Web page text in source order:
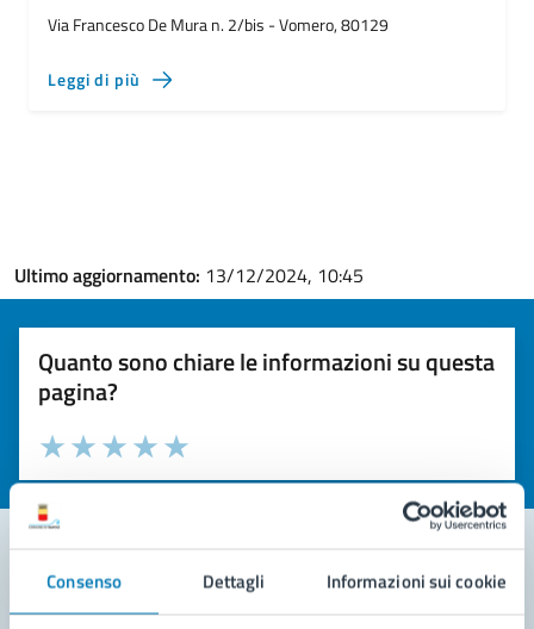
Consenso Dettagli Informazioni sui cookie
Via Francesco De Mura n. 2/bis - Vomero, 80129
Leggi di più
Ultimo aggiornamento: 13/12/2024, 10:45
Quanto sono chiare le informazioni su questa
pagina?
Valuta la chiarezza delle informazioni (da 1 a 5 stelle)
Seleziona il numero di stelle per valutare la chiarezza delle
Valuta 5 stelle su 5
Valuta 4 stelle su 5
Valuta 3 stelle su 5
Valuta 2 stelle su 5
Valuta 1 stelle su 5
Contatta il comune